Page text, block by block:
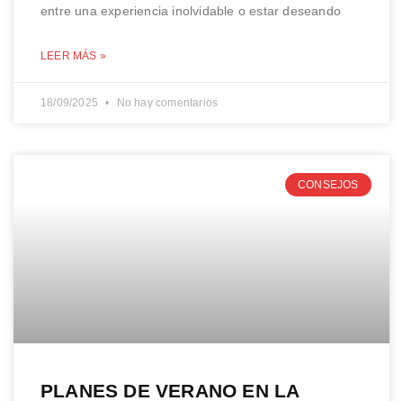
entre una experiencia inolvidable o estar deseando
LEER MÁS »
18/09/2025 No hay comentarios
CONSEJOS
PLANES DE VERANO EN LA